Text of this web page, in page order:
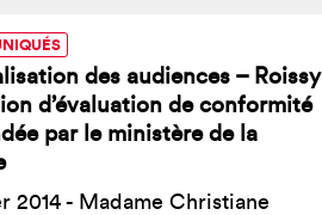
des audiences – Roissy
d’évaluation de conformité
par le ministère de la
2014 - Madame Christiane